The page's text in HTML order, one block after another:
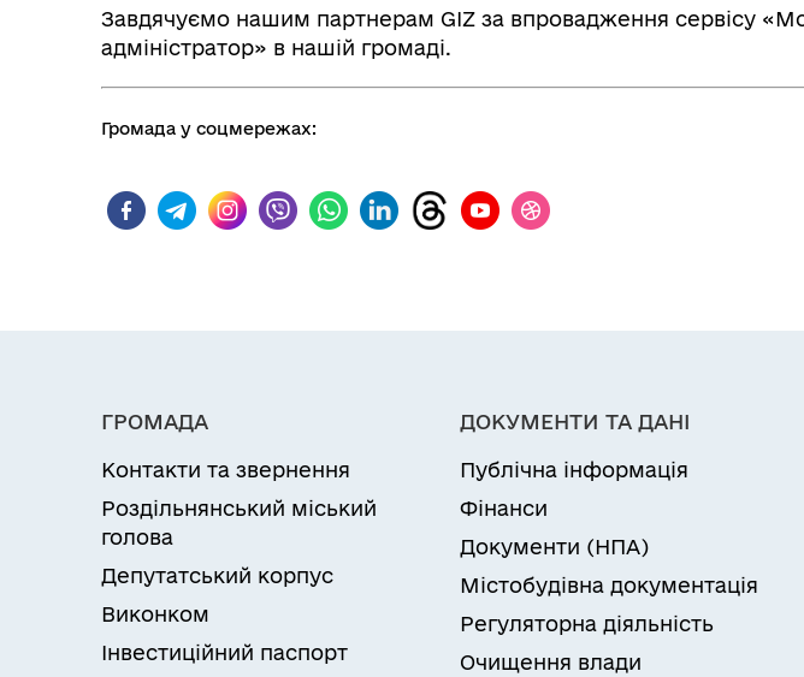
Завдячуємо нашим партнерам GIZ за впровадження сервісу
адміністратор» в нашій громаді.
Громада у соцмережах:
ГРОМАДА
Контакти та звернення
Роздільнянський міський
голова
Депутатський корпус
Виконком
Інвестиційний паспорт
ДОКУМЕНТИ ТА ДАНІ
Публічна інформація
Фінанси
Документи (НПА)
Містобудівна документація
Регуляторна діяльність
Очищення влади